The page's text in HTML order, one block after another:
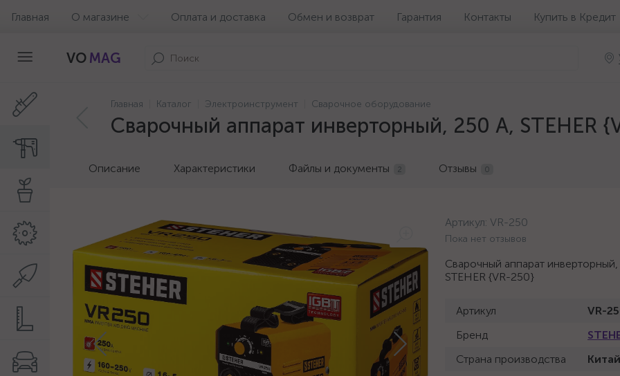
Главная О магазине Оплата и доставка Обмен и возврат Гарантия Контакты Купить в Кредит
VO MAG
Главная Каталог Электроинструмент Сварочное оборудование
Сварочный аппарат инверторный, 250 А, STEHER
Описание Характеристики Файлы и документы 2 Отзывы 0
Артикул: VR-250
Пока нет отзывов
Сварочный аппарат
STEHER {VR-250}
Артикул
VR-
Бренд
Страна производства
Китай